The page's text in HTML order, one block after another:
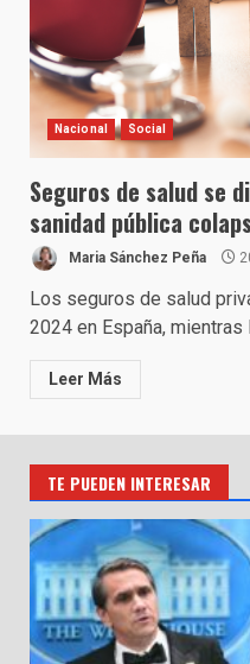
Nacional Social
Seguros de salud se
sanidad pública
Maria Sánchez Peña
Los seguros de salud
2024 en España, mientras
Leer Más
TE PUEDEN INTERESAR